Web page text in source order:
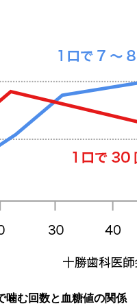
噛む回数と血糖値の関係